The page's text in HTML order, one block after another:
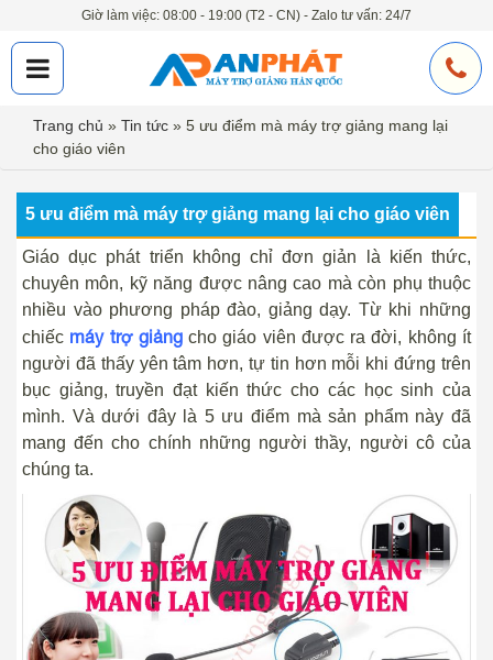
Giờ làm việc: 08:00 - 19:00 (T2 - CN) - Zalo tư vấn: 24/7
Trang chủ » Tin tức » 5 ưu điểm mà máy trợ giảng mang lại
cho giáo viên
5 ưu điểm mà máy trợ giảng mang lại cho giáo viên
Giáo dục phát triển không chỉ đơn giản là kiến thức,
chuyên môn, kỹ năng được nâng cao mà còn phụ thuộc
nhiều vào phương pháp đào, giảng dạy. Từ khi những
chiếc máy trợ giảngcho giáo viên được ra đời, không ít
người đã thấy yên tâm hơn, tự tin hơn mỗi khi đứng trên
bục giảng, truyền đạt kiến thức cho các học sinh của
mình. Và dưới đây là 5 ưu điểm mà sản phẩm này đã
mang đến cho chính những người thầy, người cô của
chúng ta.